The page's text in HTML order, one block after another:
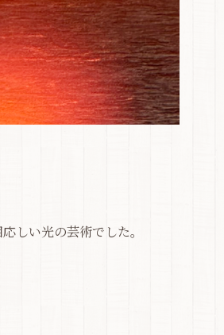
しい光の芸術でした。